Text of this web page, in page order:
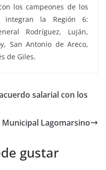
los campeones de los
integran la Región 6:
Rodríguez, Luján,
San Antonio de Areco,
de Giles.
salarial con los
Lagomarsino
gustar